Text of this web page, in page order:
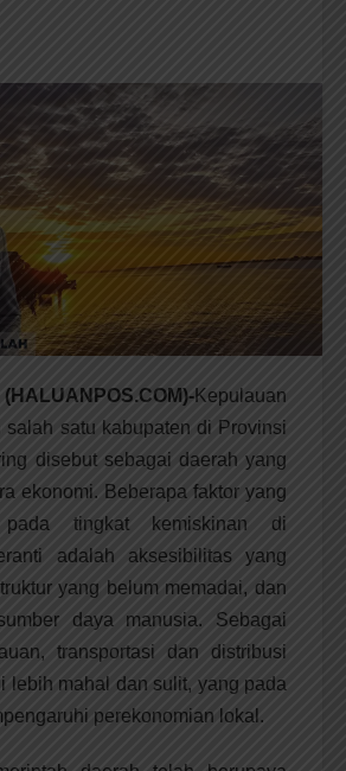
Kepulauan
salah satu kabupaten di Provinsi
disebut sebagai daerah yang
ekonomi. Beberapa faktor yang
pada tingkat kemiskinan di
adalah aksesibilitas yang
yang belum memadai, dan
daya manusia. Sebagai
transportasi dan distribusi
lebih mahal dan sulit, yang pada
perekonomian lokal.